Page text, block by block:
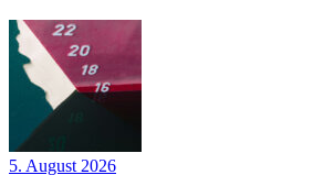
5. August 2026